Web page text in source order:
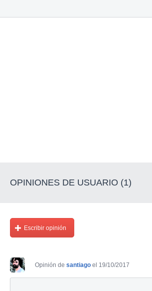
OPINIONES DE USUARIO (1)
Escribir opinión
Opinión de santiago el 19/10/2017